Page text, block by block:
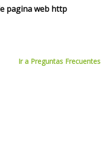
pagina web http
Ir a Preguntas Frecuentes